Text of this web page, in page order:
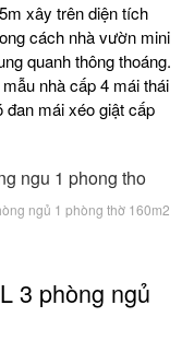
xây trên diện tích
cách nhà vườn mini
quanh thông thoáng.
nhà cấp 4 mái thái
mái xéo giật cấp
ngủ 1 phòng thờ 160m2
3 phòng ngủ